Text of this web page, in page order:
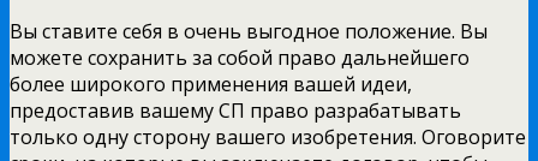
Вы ставите себя в очень выгодное положение. Вы
можете сохранить за собой право дальнейшего
более широкого применения вашей идеи,
предоставив вашему СП право разрабатывать
только одну сторону вашего изобретения. Оговорите